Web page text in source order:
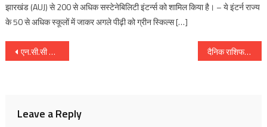
झारखंड (AUJ) से 200 से अधिक सस्टेनेबिलिटी इंटर्न्स को शामिल किया है। – ये इंटर्न राज्य
के 50 से अधिक स्कूलों में जाकर अगले पीढ़ी को ग्रीन स्किल्स […]
Post
एन.सी.सी कैडेट्स द्वारा सड़क सुरक्षा जागरूकता रैली दैनिक राशिफल : दिनांक 24 नवंबर 2018, दिन शनिवार :: ज्योतिष शास्त्री स्वामी दिव्यानंद ( डॉ सुनील बर्मन )
Leave a Reply